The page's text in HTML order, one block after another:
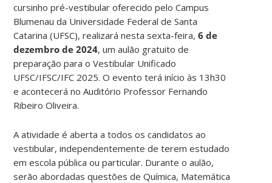
cursinho pré-vestibular oferecido pelo Campus
Blumenau da Universidade Federal de Santa
Catarina (UFSC), realizará nesta sexta-feira,6 de
dezembro de 2024, um aulão gratuito de
preparação para o Vestibular Unificado
UFSC/IFSC/IFC 2025. O evento terá início às 13h30
e acontecerá no Auditório Professor Fernando
Ribeiro Oliveira.
A atividade é aberta a todos os candidatos ao
vestibular, independentemente de terem estudado
em escola pública ou particular. Durante o aulão,
serão abordadas questões de Química, Matemática